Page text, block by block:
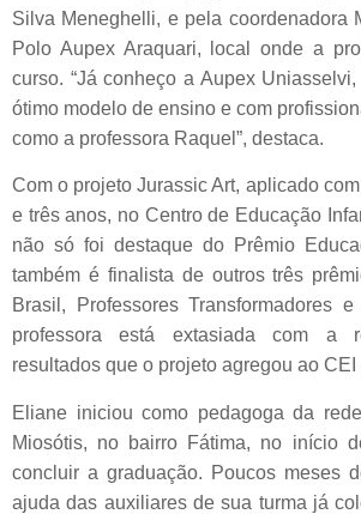
Silva Meneghelli, e pela coordenadora
Polo Aupex Araquari,
local onde a
curso. “Já conheço a Aupex
ótimo modelo de ensino e com
como a professora Raquel”, destaca.
Com o projeto Jurassic Art, aplicado
e três anos, no Centro de Educação
não só foi destaque do Prêmio
também é finalista de outros três
Brasil, Professores Transformadores
professora está extasiada com a
resultados que o projeto agregou ao
Eliane iniciou como pedagoga da
Miosótis, no bairro Fátima, no início
concluir a graduação. Poucos meses
ajuda das auxiliares de sua turma já